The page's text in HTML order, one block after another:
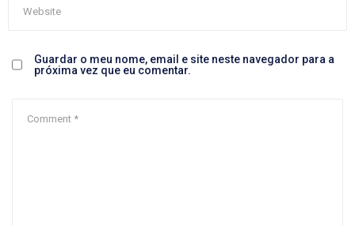
Guardar o meu nome, email e site neste navegador para a
próxima vez que eu comentar.